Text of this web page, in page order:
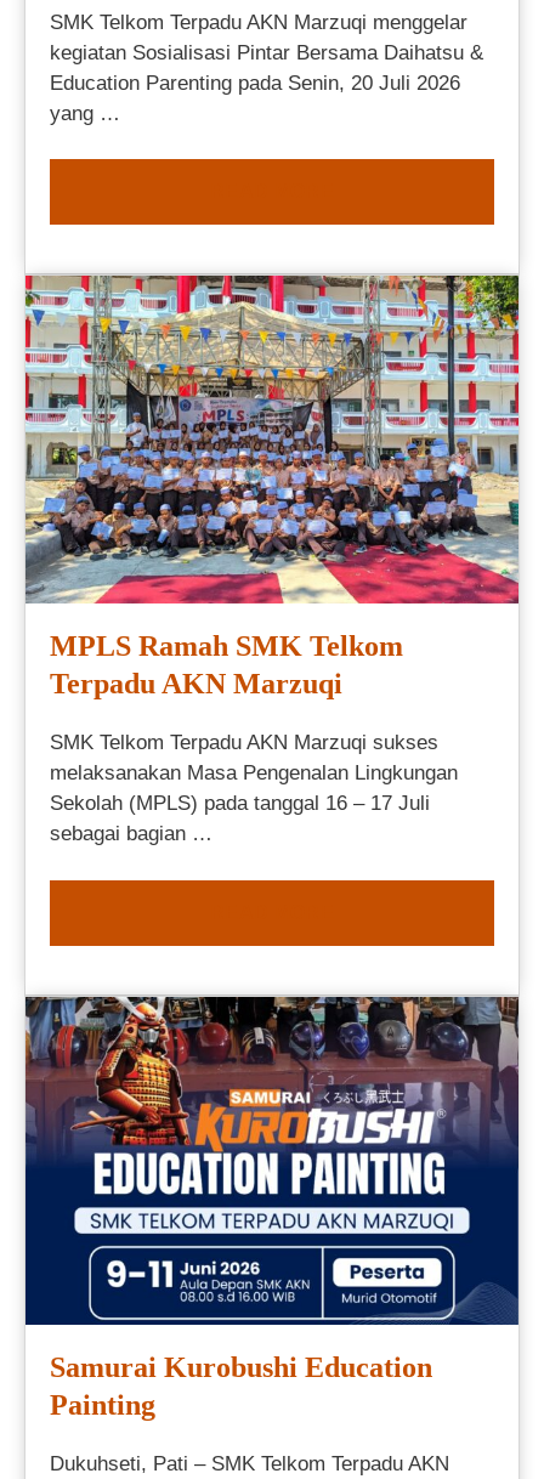
SMK Telkom Terpadu AKN Marzuqi menggelar
kegiatan Sosialisasi Pintar Bersama Daihatsu &
Education Parenting pada Senin, 20 Juli 2026
yang …
MPLS Ramah SMK Telkom
Terpadu AKN Marzuqi
SMK Telkom Terpadu AKN Marzuqi sukses
melaksanakan Masa Pengenalan Lingkungan
Sekolah (MPLS) pada tanggal 16 – 17 Juli
sebagai bagian …
Samurai Kurobushi Education
Painting
Dukuhseti, Pati – SMK Telkom Terpadu AKN